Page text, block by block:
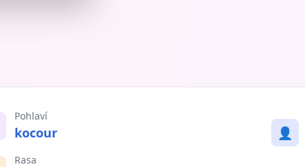
Pohlaví
kocour
Rasa
👤